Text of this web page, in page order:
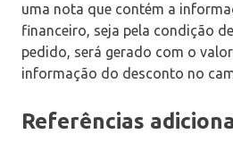
uma nota que contém a
financeiro, seja pela condição
pedido, será gerado com o
informação do desconto no
Referências